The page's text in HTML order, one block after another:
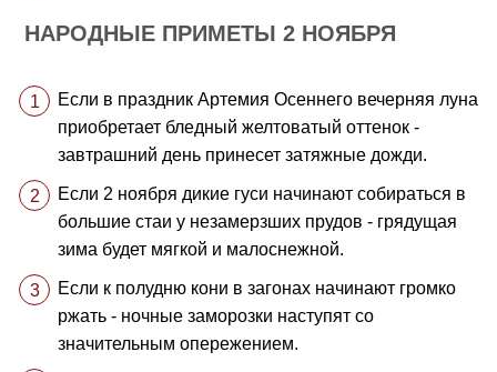
НАРОДНЫЕ ПРИМЕТЫ 2 НОЯБРЯ
Если в праздник Артемия Осеннего вечерняя луна
приобретает бледный желтоватый оттенок -
завтрашний день принесет затяжные дожди.
Если 2 ноября дикие гуси начинают собираться в
большие стаи у незамерзших прудов - грядущая
зима будет мягкой и малоснежной.
Если к полудню кони в загонах начинают громко
ржать - ночные заморозки наступят со
значительным опережением.